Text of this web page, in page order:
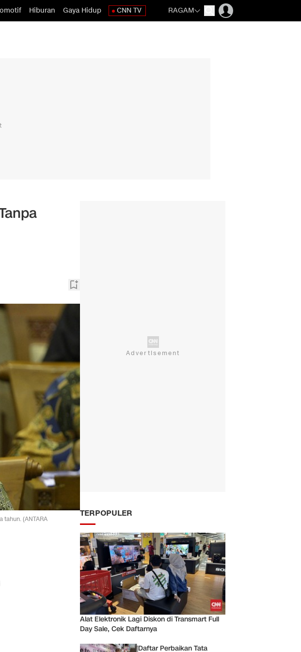
Hiburan Gaya Hidup CNN TV RAGAM
(ANTARA
TERPOPULER
Alat Elektronik Lagi Diskon di Transmart Full
Day Sale, Cek Daftarnya
Daftar Perbaikan Tata